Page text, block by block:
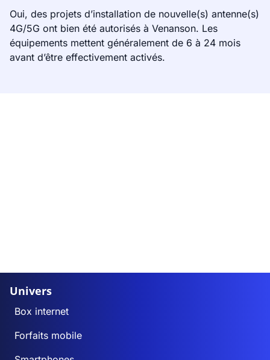
Oui, des projets d’installation de nouvelle(s) antenne(s)
4G/5G ont bien été autorisés à Venanson. Les
équipements mettent généralement de 6 à 24 mois
avant d’être effectivement activés.
Univers
Box internet
Forfaits mobile